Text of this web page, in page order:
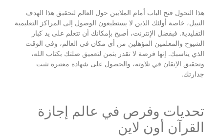
هذا التحول فتح الباب أمام الملايين حول العالم لتحقيق هذا الهدف
النبيل، خاصة أولئك الذين لا يستطيعون الوصول إلى المراكز التعليمية
التقليدية. فبفضل الإنترنت، أصبح بإمكانك أن تتعلم على يد كبار
الشيوخ والمعلمين المؤهلين من أي مكان في العالم، وفي الوقت
الذي يناسبك. إنها فرصة لا تقدر بثمن لتعميق صلتك بكتاب الله،
وتحقيق الإتقان في تلاوته، والحصول على شهادة معتبرة تثبت
جدارتك.
تحديات وفرص في عالم إجازة
القرآن أون لاين